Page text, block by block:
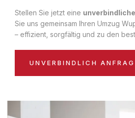
Stellen Sie jetzt eine
Sie uns gemeinsam Ihren Umzug
– effizient, sorgfältig und zu den
UNVERBINDLICH